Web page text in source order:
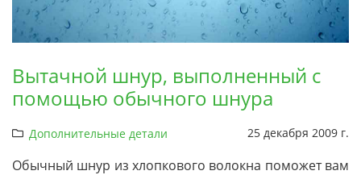
Вытачной шнур, выполненный с
помощью обычного шнура
Дополнительные детали 25 декабря 2009 г.
Обычный шнур из хлопкового волокна поможет вам